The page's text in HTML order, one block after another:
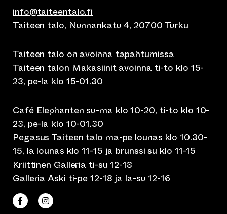
info@taiteentalo.fi
Taiteen talo, Nunnankatu 4, 20700 Turku
Taiteen talo on avoinna tapahtumissa
Taiteen talon Makasiinit avoinna ti-to klo 15-
23, pe-la klo 15-01.30
Café Elephanten su-ma klo 10-20, ti-to klo 10-
23, pe-la klo 10-01.30
Pegasus Taiteen talo ma-pe lounas klo 10.30-
15, la lounas klo 11-15 ja brunssi su klo 11-15
Kriittinen Galleria ti-su 12-18
Galleria Aski ti-pe 12-18 ja la-su 12-16
Taiteen talo Facebookissa
(siirtyy toiseen verkkopalveluun)
Taiteen talo Instagramissa
(siirtyy toiseen verkkopalveluun)